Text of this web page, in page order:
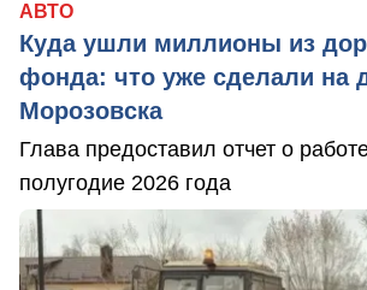
АВТО
Куда ушли миллионы из
фонда: что уже сделали на
Морозовска
Глава предоставил отчет о
полугодие 2026 года